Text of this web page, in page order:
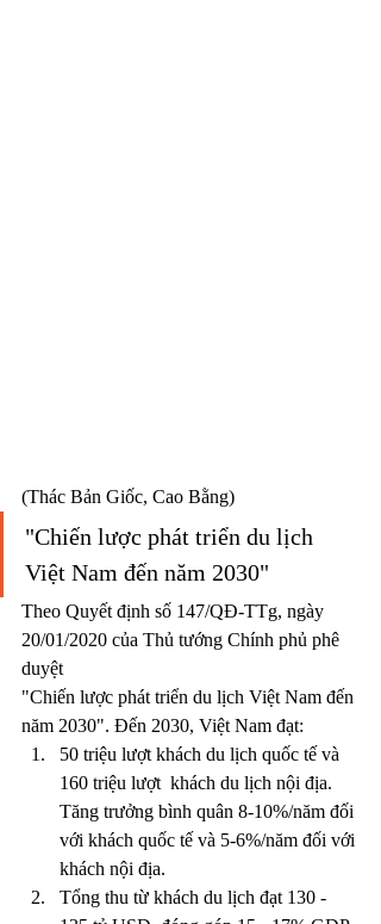
(Thác Bản Giốc, Cao Bằng)
"Chiến lược phát triển du lịch
Việt Nam đến năm 2030"
Theo Quyết định số 147/QĐ-TTg, ngày
20/01/2020 của Thủ tướng Chính phủ phê
duyệt
"Chiến lược phát triển du lịch Việt Nam đến
năm 2030". Đến 2030, Việt Nam đạt:
50 triệu lượt khách du lịch quốc tế và
160 triệu lượt  khách du lịch nội địa.
Tăng trưởng bình quân 8-10%/năm đối
với khách quốc tế và 5-6%/năm đối với
khách nội địa.
Tổng thu từ khách du lịch đạt 130 -